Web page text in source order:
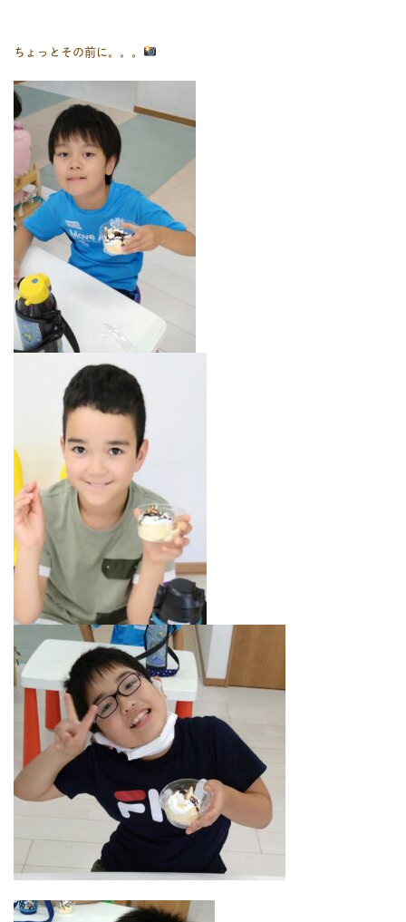
ちょっとその前に。。。